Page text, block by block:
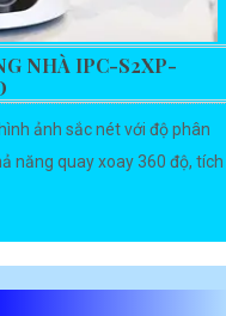
NHÀ IPC-S2XP-
ảnh sắc nét với độ phân
năng quay xoay 360 độ, tích